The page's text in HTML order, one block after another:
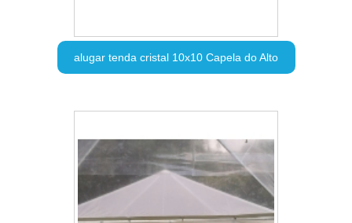
alugar tenda cristal 10x10 Capela do Alto